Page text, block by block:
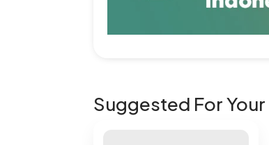
Suggested For Your